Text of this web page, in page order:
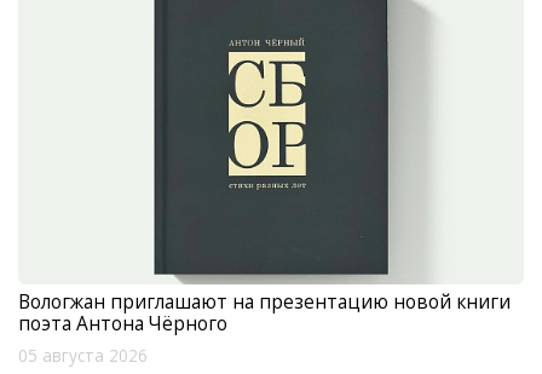
Вологжан приглашают на презентацию новой книги
поэта Антона Чёрного
05 августа 2026